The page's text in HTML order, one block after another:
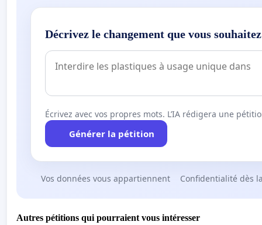
L’article 2 du projet de loi ESR ne suffisant pas à
français, 36 sénateurs du groupe socialiste, dont
12 février 2013 une proposition de loi « relative à
L’ « exposé des motifs » de cette proposition de
universités au niveau planétaire alors que ce qui est
d’inspiration anglo-saxonne, reposant sur la
Ce ne sont, en effet, ni les partenaires
Décrivez le changement que vous
Écrivez avec vos propres mots. L’IA rédigera une
Générer la pétition
Vos données vous appartiennent Confidentialité dès
Autres pétitions qui pourraient vous intéresser